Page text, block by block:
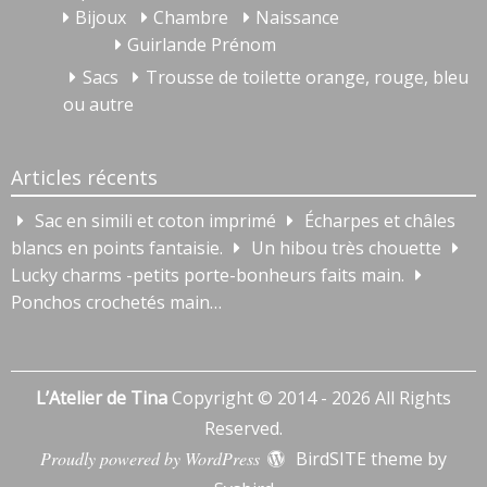
Bijoux
Chambre
Naissance
Guirlande Prénom
Sacs
Trousse de toilette orange, rouge, bleu
ou autre
Articles récents
Sac en simili et coton imprimé
Écharpes et châles
blancs en points fantaisie.
Un hibou très chouette
Lucky charms -petits porte-bonheurs faits main.
Ponchos crochetés main…
L’Atelier de Tina Copyright © 2014 - 2026 All Rights
Reserved.
Proudly powered by WordPress
BirdSITE theme by